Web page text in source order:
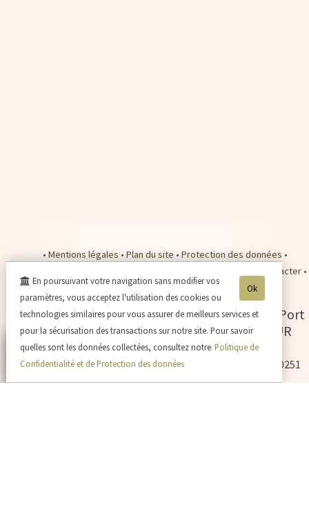
• Mentions légales • Plan du site • Protection des données •
Nous contacter •
Nos tarifs expédition•Payer en ligne
Champagne Jacques SONNETTE-2 rue du Port
Picard Grand Porteron -02310CHARLY SUR
MARNE
Tél. 03.23.82.05.71- Tva. : FR60524940251 - RCS : 524940251
Ok
En poursuivant votre navigation sans modifier vos
paramètres, vous acceptez l'utilisation des cookies ou
technologies similaires pour vous assurer de meilleurs services et
pour la sécurisation des transactions sur notre site. Pour savoir
quelles sont les données collectées, consultez notre Politique de
Confidentialité et de Protection des données